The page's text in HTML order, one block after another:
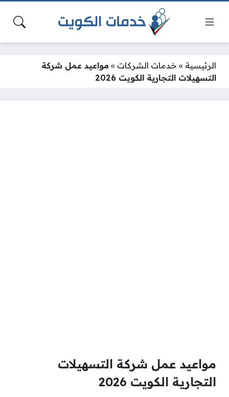
الرئيسية » خدمات الشركات » مواعيد عمل شركة
التسهيلات التجارية الكويت 2026
مواعيد عمل شركة التسهيلات
التجارية الكويت 2026